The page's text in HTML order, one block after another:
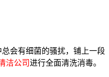
会有细菌的骚扰，铺上一段
洁公司进行全面清洗消毒。